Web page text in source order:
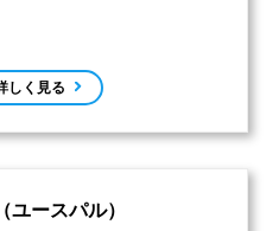
しく見る
ースパル）